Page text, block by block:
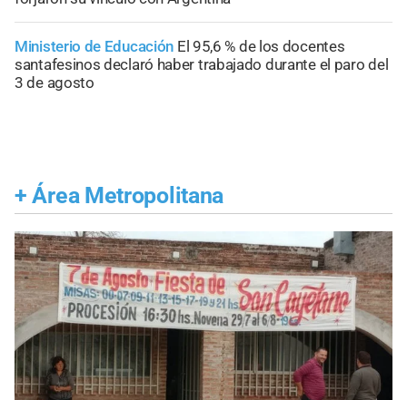
Ministerio de Educación El 95,6 % de los docentes
santafesinos declaró haber trabajado durante el paro del
3 de agosto
+ Área Metropolitana